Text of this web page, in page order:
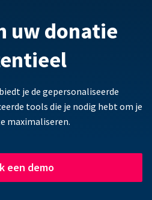
uw donatie
je de gepersonaliseerde
tools die je nodig hebt om je
maximaliseren.
een demo